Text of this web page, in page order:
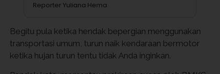
Reporter Yuliana Hema
Begitu pula ketika hendak bepergian menggunakan
transportasi umum, turun naik kendaraan bermotor
ketika hujan turun tentu tidak Anda inginkan.